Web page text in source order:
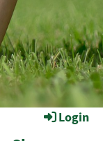
Login